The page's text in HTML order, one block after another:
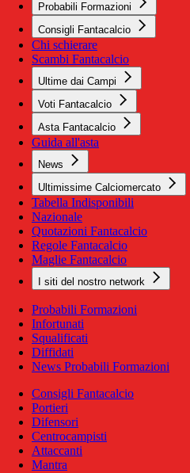
Probabili Formazioni
Consigli Fantacalcio
Chi schierare
Scambi Fantacalcio
Ultime dai Campi
Voti Fantacalcio
Asta Fantacalcio
Guida all'asta
News
Ultimissime Calciomercato
Tabella Indisponibili
Nazionale
Quotazioni Fantacalcio
Regole Fantacalcio
Maglie Fantacalcio
I siti del nostro network
Probabili Formazioni
Infortunati
Squalificati
Diffidati
News Probabili Formazioni
Consigli Fantacalcio
Portieri
Difensori
Centrocampisti
Attaccanti
Mantra